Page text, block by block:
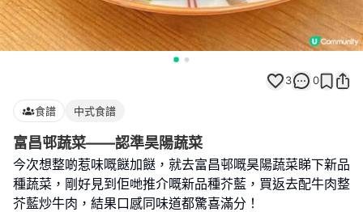
3 0
食譜 中式食譜
富昌邨蔬菜——認準昊陽蔬菜
今次想整啲惹味嘅餸加餸，就去富昌邨嘅昊陽蔬菜睇下新品
種蔬菜，剛好見到佢哋推介嘅新品種芥藍，買返去配牛肉整
芥藍炒牛肉，結果口感同味道都驚喜滿分！